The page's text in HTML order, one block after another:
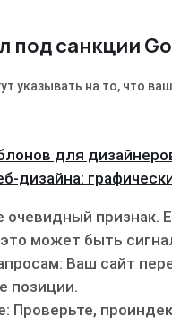
под санкции
указывать на то, что
для
дизайна:
признак.
может быть
Ваш сайт
позиции.
Проверьте,